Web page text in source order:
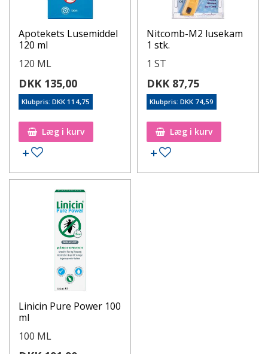
Apotekets Lusemiddel
120 ml
120 ML
DKK 135,00
Klubpris: DKK 114,75
Læg i kurv
Nitcomb-M2 lusekam
1 stk.
1 ST
DKK 87,75
Klubpris: DKK 74,59
Læg i kurv
Linicin Pure Power 100
ml
100 ML